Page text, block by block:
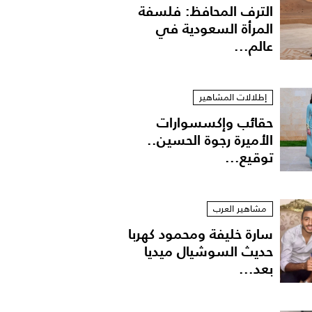
الترف المحافظ: فلسفة
المرأة السعودية في
عالم...
إطلالات المشاهير
حقائب وإكسسوارات
الأميرة رجوة الحسين..
توقيع...
مشاهير العرب
سارة خليفة ومحمود كهربا
حديث السوشيال ميديا
بعد...